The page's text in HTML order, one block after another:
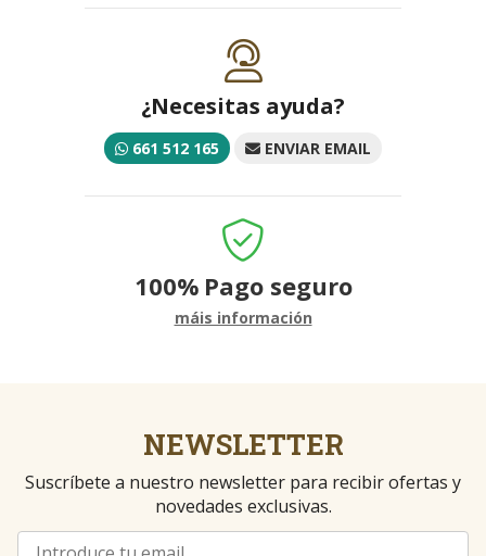
¿Necesitas ayuda?
661 512 165 ENVIAR EMAIL
100% Pago seguro
máis información
NEWSLETTER
Suscríbete a nuestro newsletter para recibir ofertas y
novedades exclusivas.